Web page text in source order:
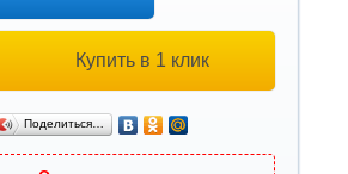
Купить в 1 клик
Поделиться…